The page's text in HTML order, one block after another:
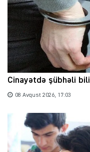
Cinayətdə şübhəli
08 Avqust 2026, 17:03